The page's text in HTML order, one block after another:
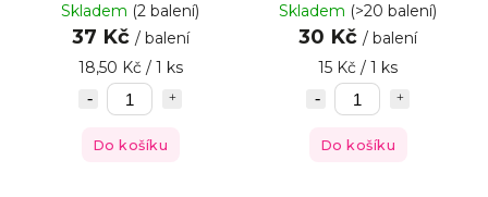
Skladem (2 balení)
37 Kč / balení
18,50 Kč / 1 ks
Do košíku
Skladem (>20 balení)
30 Kč / balení
15 Kč / 1 ks
Do košíku